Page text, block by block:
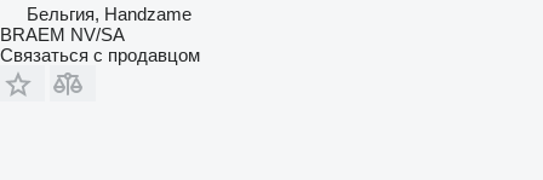
Бельгия, Handzame
BRAEM NV/SA
Связаться с продавцом